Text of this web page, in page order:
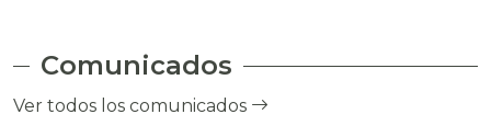
Comunicados
Ver todos los comunicados